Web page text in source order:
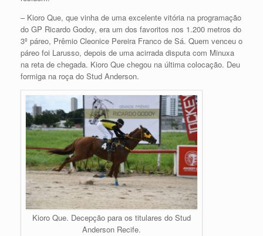
– Kioro Que, que vinha de uma excelente vitória na programação
do GP Ricardo Godoy, era um dos favoritos nos 1.200 metros do
3º páreo, Prêmio Cleonice Pereira Franco de Sá. Quem venceu o
páreo foi Larusso, depois de uma acirrada disputa com Minuxa
na reta de chegada. Kioro Que chegou na última colocação. Deu
formiga na roça do Stud Anderson.
Kioro Que. Decepção para os titulares do Stud
Anderson Recife.